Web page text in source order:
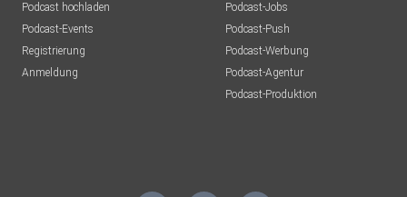
Podcast hochladen
Podcast-Events
Registrierung
Anmeldung
Podcast-Jobs
Podcast-Push
Podcast-Werbung
Podcast-Agentur
Podcast-Produktion